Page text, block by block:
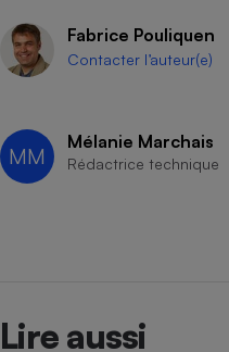
Fabrice Pouliquen
Contacter l’auteur(e)
MM
Mélanie Marchais
Rédactrice technique
Lire aussi